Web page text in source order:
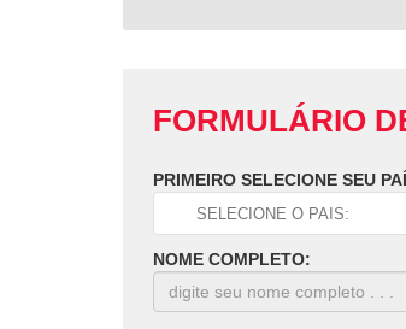
FORMULÁRIO
PRIMEIRO SELECIONE SEU
NOME COMPLETO: